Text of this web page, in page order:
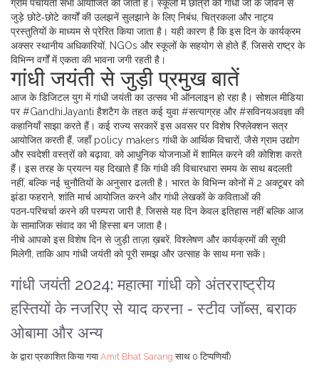
ग्राम पंचायती सभा आयोजित की जाती हैं। स्कूलों में छात्रों को गांधी जी के जीवन से
जुड़े छोटे‑छोटे कार्यों की उलझनें सुलझाने के लिए निबंध, चित्रकला और नाट्य
प्रस्तुतियों के माध्यम से प्रेरित किया जाता है। यही कारण है कि इस दिन के कार्यक्रम
अक्सर स्थानीय अधिकारियों, NGOs और स्कूलों के सहयोग से होते हैं, जिससे राष्ट्र के
विभिन्न वर्गों में एकता की भावना जगी रहती है।
गांधी जयंती से जुड़ी प्रमुख बातें
आज के डिजिटल युग में गांधी जयंती का उत्सव भी ऑनलाइन हो रहा है। सोशल मीडिया
पर #GandhiJayanti हैशटैग के तहत कई युवा #सत्याग्रह और #सविनयअवज्ञा की
कहानियाँ साझा करते हैं। कई राज्य सरकारें इस अवसर पर विशेष रिफ्लेक्शन सत्र
आयोजित करती हैं, जहाँ policy makers गांधी के आर्थिक विचारों, जैसे ग्राम उद्योग
और स्वदेशी वस्त्रों को बढ़ावा, को आधुनिक योजनाओं में शामिल करने की कोशिश करते
हैं। इस तरह के प्रयत्न यह दिखाते हैं कि गांधी की विचारधारा समय के साथ बदलती
नहीं, बल्कि नई चुनौतियों के अनुसार ढलती है। भारत के विभिन्न कोनों में 2 अक्टूबर को
झंडा फहराने, शांति मार्च आयोजित करने और गांधी लेखकों के कविताओं की
पठन‑परिचर्चा करने की परम्परा जारी है, जिससे यह दिन केवल इतिहास नहीं बल्कि आज
के सामाजिक संवाद का भी हिस्सा बन जाता है।
नीचे आपको इस विशेष दिन से जुड़ी ताज़ा ख़बरें, विश्लेषण और कार्यक्रमों की सूची
मिलेगी, ताकि आप गांधी जयंती को पूरी समझ और उत्साह के साथ मना सकें।
गांधी जयंती 2024: महात्मा गांधी को अंतरराष्ट्रीय
हस्तियों के नजरिए से याद करना - स्टीव जॉब्स, बराक
ओबामा और अन्य
के द्वारा प्रकाशित किया गया Amit Bhat Sarang साथ 0 टिप्पणियाँ)